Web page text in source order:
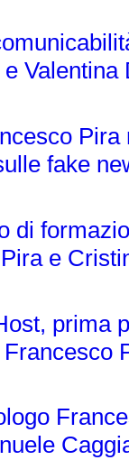
Valentina
fake
di
e
prima